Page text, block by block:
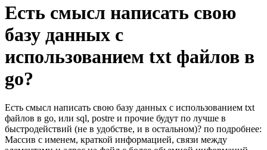
Есть смысл написать свою
базу данных с
использованием txt файлов в
go?
Есть смысл написать свою базу данных с использованием txt
файлов в go, или sql, postre и прочие будут по лучше в
быстродействий (не в удобстве, и в остальном)? по подробнее:
Массив с именем, краткой информацией, связи между